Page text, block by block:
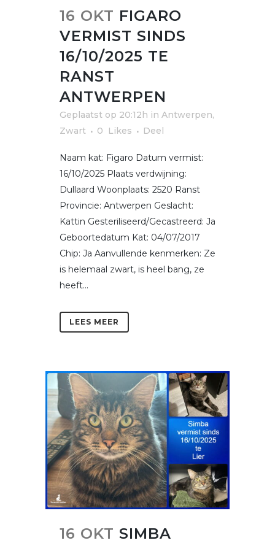
16 OKT FIGARO
VERMIST SINDS
16/10/2025 TE
RANST
ANTWERPEN
Geplaatst op 20:12h in Antwerpen,
Zwart
0 Likes Deel
Naam kat: Figaro Datum vermist:
16/10/2025 Plaats verdwijning:
Dullaard Woonplaats: 2520 Ranst
Provincie: Antwerpen Geslacht:
Kattin Gesteriliseerd/Gecastreerd: Ja
Geboortedatum Kat: 04/07/2017
Chip: Ja Aanvullende kenmerken: Ze
is helemaal zwart, is heel bang, ze
heeft...
LEES MEER
16 OKT SIMBA